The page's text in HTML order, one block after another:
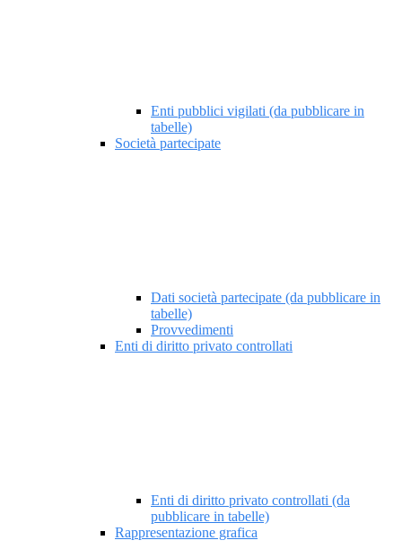
Enti pubblici vigilati (da pubblicare in
tabelle)
Società partecipate
Dati società partecipate (da pubblicare in
tabelle)
Provvedimenti
Enti di diritto privato controllati
Enti di diritto privato controllati (da
pubblicare in tabelle)
Rappresentazione grafica